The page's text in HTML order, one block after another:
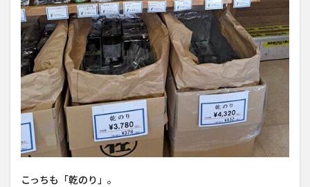
こっちも「乾のり」。